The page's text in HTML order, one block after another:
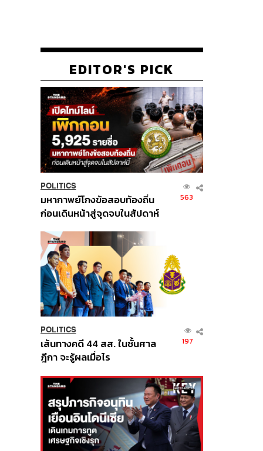
EDITOR'S PICK
POLITICS
มหากาพย์โกงข้อสอบท้องถิ่น
ก่อนเดินหน้าสู่จุดจบในสัปดาห์
563
POLITICS
เส้นทางคดี 44 สส. ในชั้นศาล
ฎีกา จะรู้ผลเมื่อไร
197